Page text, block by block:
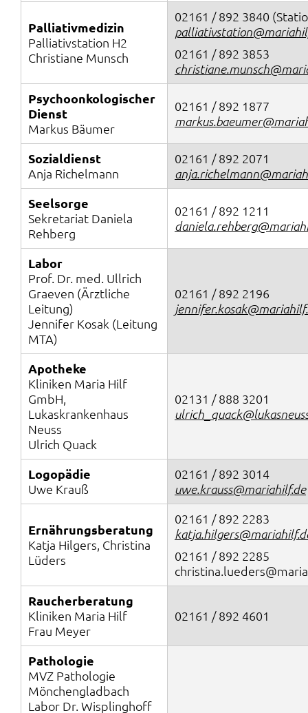
Palliativmedizin
Palliativstation H2
Christiane Munsch
02161 / 892 3840
02161 / 892 3853
Psychoonkologischer
Dienst
Markus Bäumer
02161 / 892 1877
Sozialdienst
Anja Richelmann
02161 / 892 2071
Seelsorge
Sekretariat Daniela
Rehberg
02161 / 892 1211
Labor
Prof. Dr. med. Ullrich
Graeven (Ärztliche
Leitung)
Jennifer Kosak (Leitung
MTA)
02161 / 892 2196
Apotheke
Kliniken Maria Hilf
GmbH,
Lukaskrankenhaus
Neuss
Ulrich Quack
02131 / 888 3201
Logopädie
Uwe Krauß
02161 / 892 3014
uwe.krauss@mariahilf.de
Ernährungsberatung
Katja Hilgers, Christina
Lüders
02161 / 892 2283
02161 / 892 2285
Raucherberatung
Kliniken Maria Hilf
Frau Meyer
02161 / 892 4601
Pathologie
MVZ Pathologie
Mönchengladbach
Labor Dr. Wisplinghoff